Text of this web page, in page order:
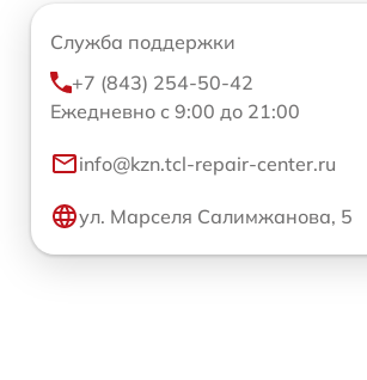
Служба поддержки
+7 (843) 254-50-42
Ежедневно с 9:00 до 21:00
info@kzn.tcl-repair-center.ru
ул. Марселя Салимжанова, 5